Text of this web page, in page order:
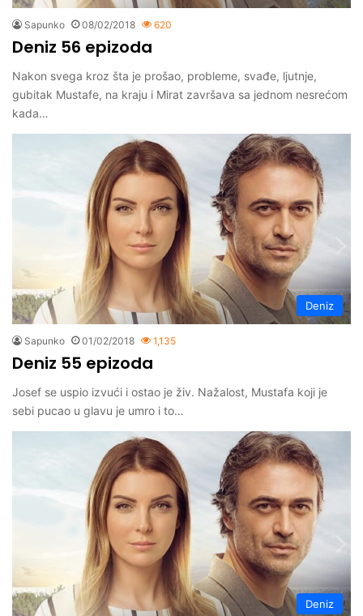
Sapunko 08/02/2018 620
Deniz 56 epizoda
Nakon svega kroz šta je prošao, probleme, svađe, ljutnje,
gubitak Mustafe, na kraju i Mirat završava sa jednom nesrećom
kada…
Deniz
Sapunko 01/02/2018 1,135
Deniz 55 epizoda
Josef se uspio izvući i ostao je živ. Nažalost, Mustafa koji je
sebi pucao u glavu je umro i to…
Deniz